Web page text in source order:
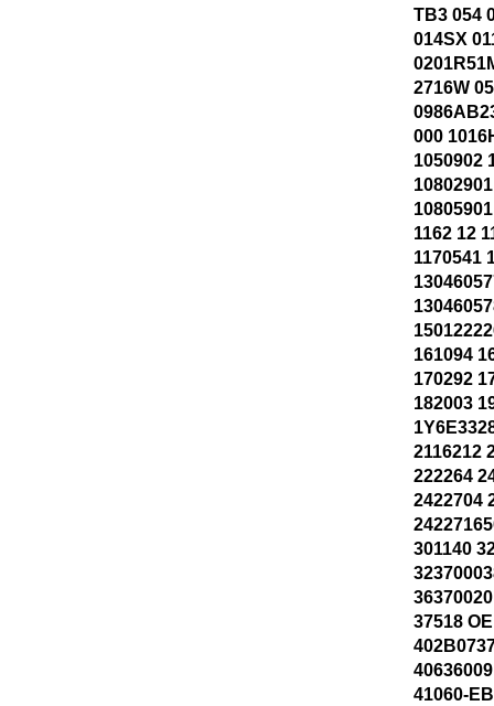
TB3 054
014SX
2716W
000
1050902
1162 12
1170541
161094
170292
182003
2116212
222264
2422704
301140
37518
41060-